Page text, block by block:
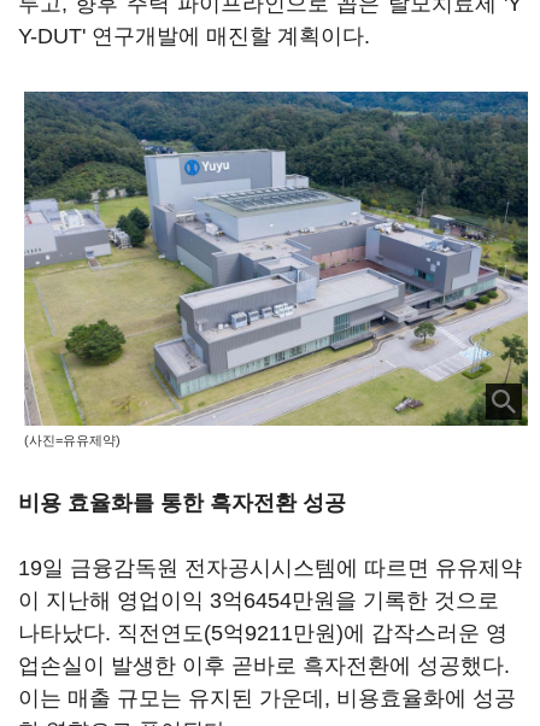
Y-DUT' 연구개발에 매진할 계획이다.
(사진=유유제약)
비용 효율화를 통한 흑자전환 성공
19일 금융감독원 전자공시시스템에 따르면 유유제약
이 지난해 영업이익 3억6454만원을 기록한 것으로
나타났다. 직전연도(5억9211만원)에 갑작스러운 영
업손실이 발생한 이후 곧바로 흑자전환에 성공했다.
이는 매출 규모는 유지된 가운데, 비용효율화에 성공